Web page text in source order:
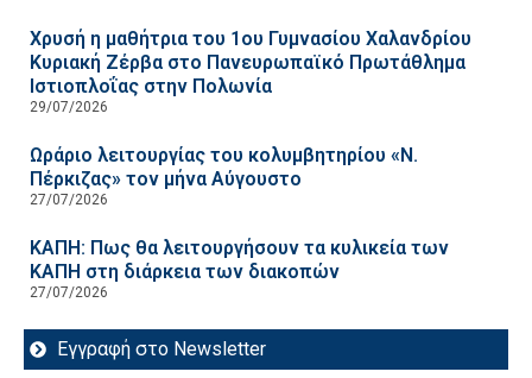
Χρυσή η μαθήτρια του 1ου Γυμνασίου Χαλανδρίου
Κυριακή Ζέρβα στο Πανευρωπαϊκό Πρωτάθλημα
Ιστιοπλοΐας στην Πολωνία
29/07/2026
Ωράριο λειτουργίας του κολυμβητηρίου «Ν.
Πέρκιζας» τον μήνα Αύγουστο
27/07/2026
ΚΑΠΗ: Πως θα λειτουργήσουν τα κυλικεία των
ΚΑΠΗ στη διάρκεια των διακοπών
27/07/2026
Εγγραφή στο Newsletter